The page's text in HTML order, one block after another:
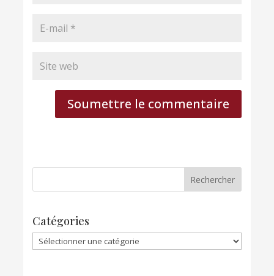
Soumettre le commentaire
Catégories
Catégories